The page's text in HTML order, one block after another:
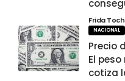
Frida
NACIONAL
Precio
El
cotiza